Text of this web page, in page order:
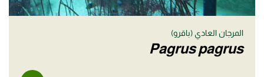
المرجان العادي (باقرو)
Pagrus pagrus